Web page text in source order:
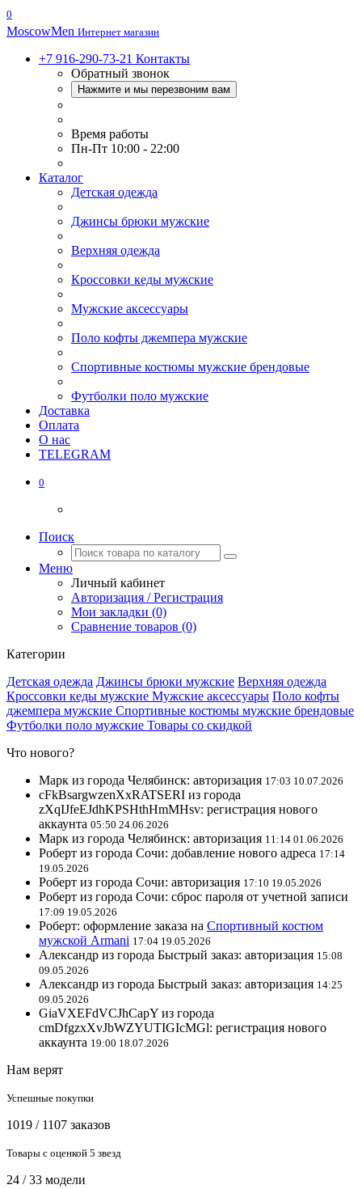
0
MoscowMen Интернет магазин
+7 916-290-73-21 Контакты
Обратный звонок
Нажмите и мы перезвоним вам
Время работы
Пн-Пт 10:00 - 22:00
Каталог
Детская одежда
Джинсы брюки мужские
Верхняя одежда
Кроссовки кеды мужские
Мужские аксессуары
Поло кофты джемпера мужские
Спортивные костюмы мужские брендовые
Футболки поло мужские
Доставка
Оплата
О нас
TELEGRAM
0
Поиск
Меню
Личный кабинет
Авторизация / Регистрация
Мои закладки (0)
Сравнение товаров (0)
Категории
Детская одежда Джинсы брюки мужские Верхняя одежда
Кроссовки кеды мужские Мужские аксессуары Поло кофты
джемпера мужские Спортивные костюмы мужские брендовые
Футболки поло мужские Товары со скидкой
Что нового?
Марк из города Челябинск: авторизация 17:03 10.07.2026
cFkBsargwzenXxRATSERI из города
zXqIJfeEJdhKPSHthHmMHsv: регистрация нового
аккаунта 05:50 24.06.2026
Марк из города Челябинск: авторизация 11:14 01.06.2026
Роберт из города Сочи: добавление нового адреса 17:14
19.05.2026
Роберт из города Сочи: авторизация 17:10 19.05.2026
Роберт из города Сочи: сброс пароля от учетной записи
17:09 19.05.2026
Роберт: оформление заказа на Спортивный костюм
мужской Armani 17:04 19.05.2026
Александр из города Быстрый заказ: авторизация 15:08
09.05.2026
Александр из города Быстрый заказ: авторизация 14:25
09.05.2026
GiaVXEFdVCJhCapY из города
cmDfgzxXvJbWZYUTIGIcMGl: регистрация нового
аккаунта 19:00 18.07.2026
Нам верят
Успешные покупки
1019 / 1107 заказов
Товары с оценкой 5 звезд
24 / 33 модели